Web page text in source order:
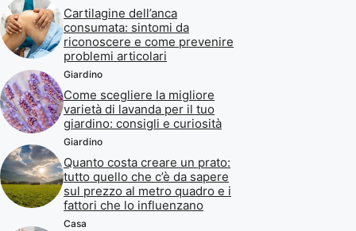
Cartilagine dell’anca
consumata: sintomi da
riconoscere e come prevenire
problemi articolari
Giardino
Come scegliere la migliore
varietà di lavanda per il tuo
giardino: consigli e curiosità
Giardino
Quanto costa creare un prato:
tutto quello che c’è da sapere
sul prezzo al metro quadro e i
fattori che lo influenzano
Casa